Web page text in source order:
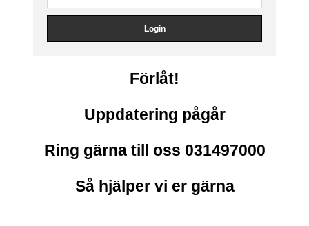
Förlåt!
Uppdatering pågår
Ring gärna till oss 031497000
Så hjälper vi er gärna